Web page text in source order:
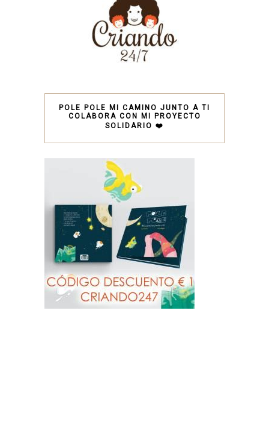
POLE POLE MI CAMINO JUNTO A TI
COLABORA CON MI PROYECTO
SOLIDARIO ❤️